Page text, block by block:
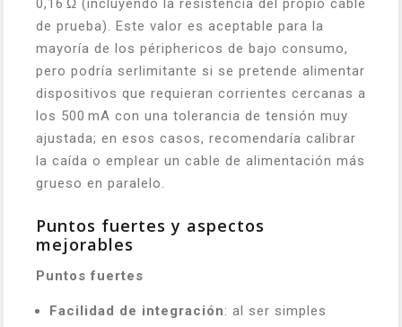
0,16 Ω (incluyendo la resistencia del propio cable
de prueba). Este valor es aceptable para la
mayoría de los périphericos de bajo consumo,
pero podría serlimitante si se pretende alimentar
dispositivos que requieran corrientes cercanas a
los 500 mA con una tolerancia de tensión muy
ajustada; en esos casos, recomendaría calibrar
la caída o emplear un cable de alimentación más
grueso en paralelo.
Puntos fuertes y aspectos
mejorables
Puntos fuertes
Facilidad de integración: al ser simples